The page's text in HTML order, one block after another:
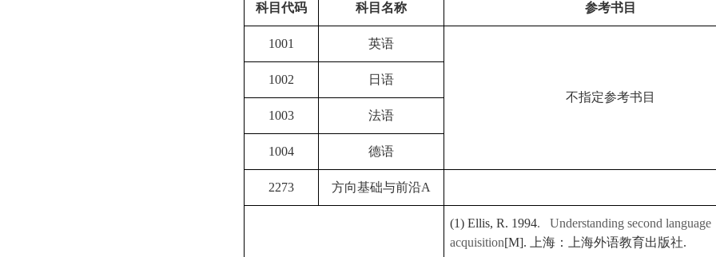
科目代码 科目名称 参考书目
1001 英语
不指定参考书目
1002 日语
1003 法语
1004 德语
2273 方向基础与前沿A
(1) Ellis, R. 1994. Understanding second language
acquisition[M]. 上海：上海外语教育出版社.